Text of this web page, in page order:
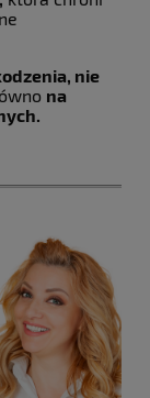
nie
na